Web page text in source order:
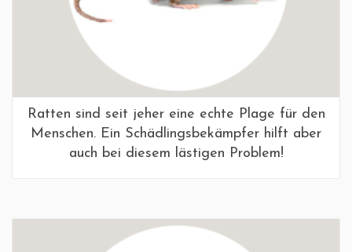
Ratten sind seit jeher eine echte Plage für den
Menschen. Ein Schädlingsbekämpfer hilft aber
auch bei diesem lästigen Problem!